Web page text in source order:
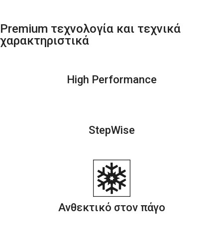
Premium τεχνολογία και τεχνικά
χαρακτηριστικά
High Performance
StepWise
Ανθεκτικό στον πάγο